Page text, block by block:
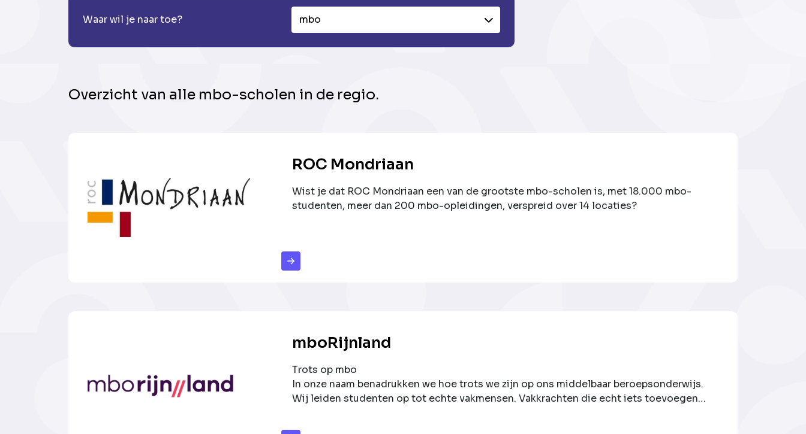
Waar wil je naar toe? mbo
Overzicht van alle mbo-scholen in de regio.
ROC Mondriaan
Wist je dat ROC Mondriaan een van de grootste mbo-scholen is, met 18.000 mbo-
studenten, meer dan 200 mbo-opleidingen, verspreid over 14 locaties?
mboRijnland
Trots op mbo
In onze naam benadrukken we hoe trots we zijn op ons middelbaar beroeps­onderwijs.
Wij leiden studenten op tot echte vakmensen. Vakkrachten die echt iets toevoegen
ontwikkelen. Wij geloven in hun mogelijkheden, in hun talenten, in hun drijfveren. Onze